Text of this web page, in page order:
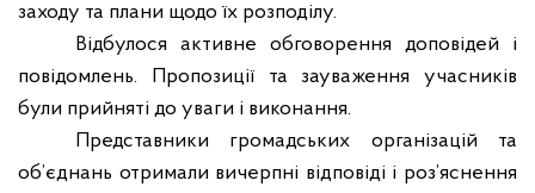
заходу та плани щодо їх розподілу.
Відбулося активне обговорення доповідей і
повідомлень. Пропозиції та зауваження учасників
були прийняті до уваги і виконання.
Представники громадських організацій та
об’єднань отримали вичерпні відповіді і роз’яснення